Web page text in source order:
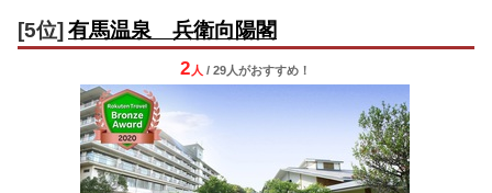
[5位] 有馬温泉 兵衛向陽閣
2 人 / 29人がおすすめ！